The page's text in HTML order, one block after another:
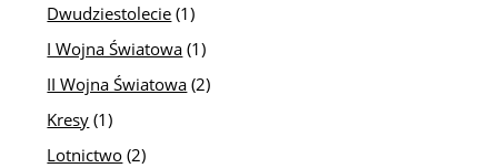
Dwudziestolecie (1)
I Wojna Światowa (1)
II Wojna Światowa (2)
Kresy (1)
Lotnictwo (2)